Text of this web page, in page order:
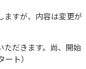
ますが、内容は変更が
ただきます。尚、開始
ト）